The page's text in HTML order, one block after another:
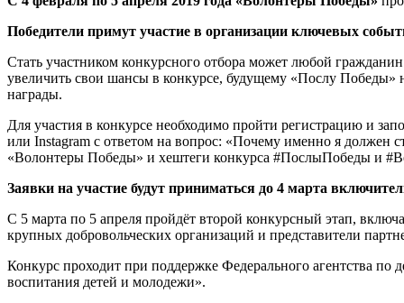
Победители примут участие в организации ключевых
Стать участником конкурсного отбора может любой
увеличить свои шансы в конкурсе, будущему «Послу Победы»
награды.
Для участия в конкурсе необходимо пройти регистрацию и
или Instagram с ответом на вопрос: «Почему именно я должен
«Волонтеры Победы» и хештеги конкурса #ПослыПобеды и
Заявки на участие будут приниматься до 4 марта
С 5 марта по 5 апреля пройдёт второй конкурсный этап,
крупных добровольческих организаций и представители
Конкурс проходит при поддержке Федерального агентства по
воспитания детей и молодежи».